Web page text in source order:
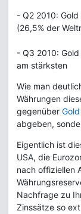
- Q2 2010:
(26,5% der
- Q3 2010:
am stärksten
Wie man
Währungen
gegenüber Gold
abgeben,
Eigentlich ist
USA, die
nach offiziellen
Nachfrage zu
Zinssätze so